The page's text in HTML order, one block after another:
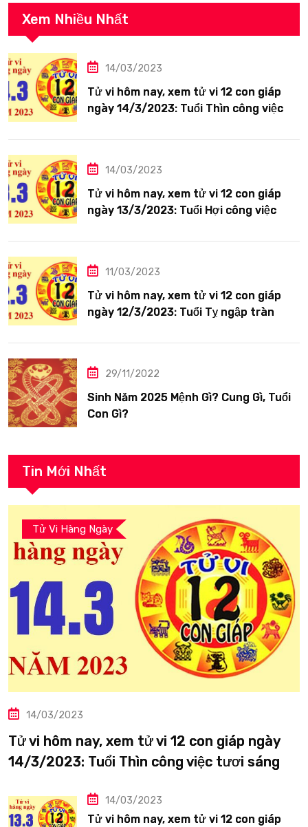
Xem Nhiều Nhất
14/03/2023
Tử vi hôm nay, xem tử vi 12 con giáp
ngày 14/3/2023: Tuổi Thìn công việc
14/03/2023
Tử vi hôm nay, xem tử vi 12 con giáp
ngày 13/3/2023: Tuổi Hợi công việc
11/03/2023
Tử vi hôm nay, xem tử vi 12 con giáp
ngày 12/3/2023: Tuổi Tỵ ngập tràn
29/11/2022
Sinh Năm 2025 Mệnh Gì? Cung Gì, Tuổi
Con Gì?
Tin Mới Nhất
Tử Vi Hàng Ngày
14/03/2023
Tử vi hôm nay, xem tử vi 12 con giáp ngày
14/3/2023: Tuổi Thìn công việc tươi sáng
14/03/2023
Tử vi hôm nay, xem tử vi 12 con giáp